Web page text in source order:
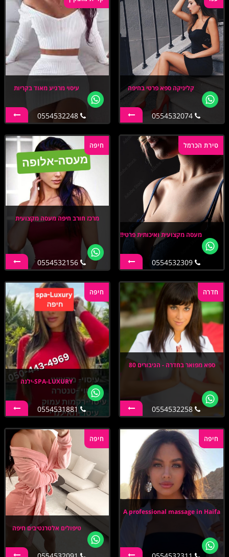
קליניקה ספא פרטי בחיפה
0554532074
עיסוי מרגיע מאוד בקריות
0554532248
טירת הכרמל
מעסה מקצועית ואיכותית פרטי!!
0554532309
חיפה
מרכז חורב חיפה מעסה מקצועית
0554532156
חדרה
ספא מפואר בחדרה - הגיבורים 80
0554532258
חיפה
SPA-LUXURY-ילנה
חיפה
A professional massage in Haifa
חיפה
טיפולים אלטרנטיבים חיפה